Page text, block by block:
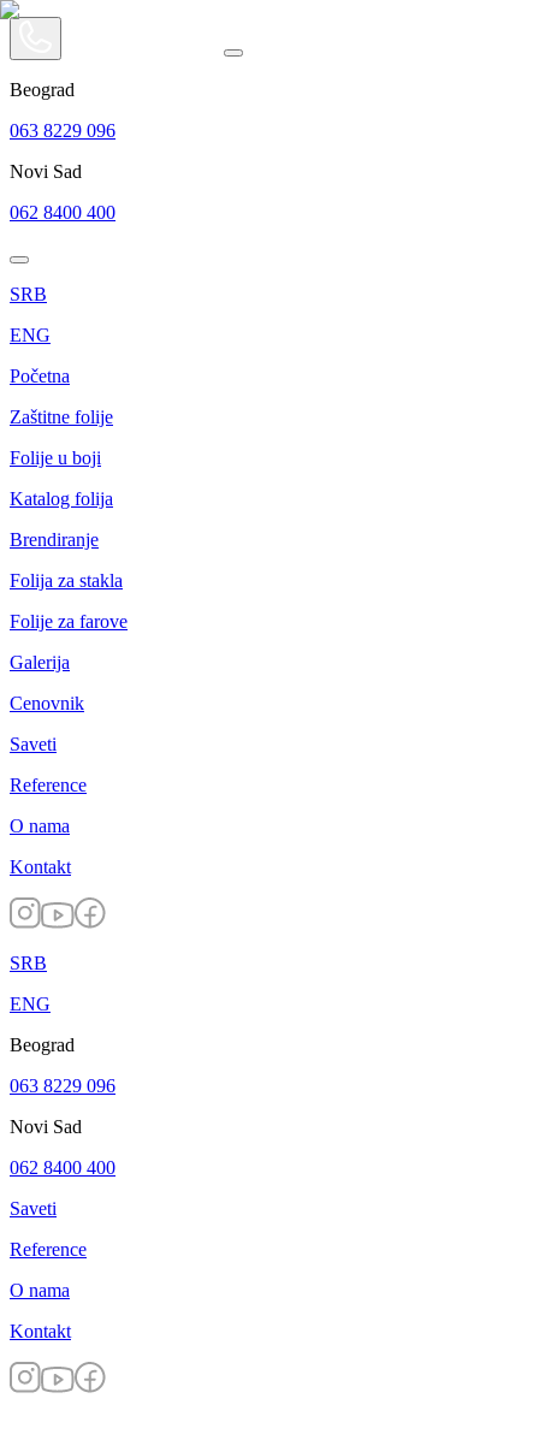
Beograd
063 8229 096
Novi Sad
062 8400 400
SRB
ENG
Početna
Zaštitne folije
Folije u boji
Katalog folija
Brendiranje
Folija za stakla
Folije za farove
Galerija
Cenovnik
Saveti
Reference
O nama
Kontakt
SRB
ENG
Beograd
063 8229 096
Novi Sad
062 8400 400
Saveti
Reference
O nama
Kontakt